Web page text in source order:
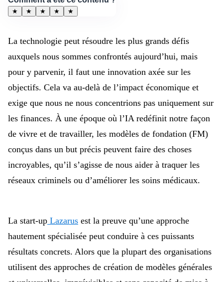
★ ★ ★ ★ ★
La technologie peut résoudre les plus grands défis
auxquels nous sommes confrontés aujourd’hui, mais
pour y parvenir, il faut une innovation axée sur les
objectifs. Cela va au-delà de l’impact économique et
exige que nous ne nous concentrions pas uniquement sur
les finances. À une époque où l’IA redéfinit notre façon
de vivre et de travailler, les modèles de fondation (FM)
conçus dans un but précis peuvent faire des choses
incroyables, qu’il s’agisse de nous aider à traquer les
réseaux criminels ou d’améliorer les soins médicaux.
La start-up Lazarus est la preuve qu’une approche
hautement spécialisée peut conduire à ces puissants
résultats concrets. Alors que la plupart des organisations
utilisent des approches de création de modèles générales